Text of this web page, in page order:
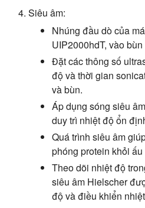
Siêu âm:
Nhúng đầu dò của
UIP2000hdT, vào
Đặt các thông số
độ và thời gian
và bùn.
Áp dụng sóng siêu
duy trì nhiệt độ ổn
Quá trình siêu âm
phóng protein khỏi ấu
Theo dõi nhiệt độ
siêu âm Hielscher
độ và điều khiển